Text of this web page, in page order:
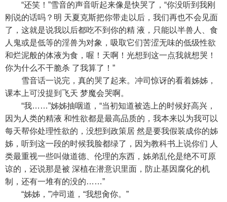
“还笑！”雪音的声音听起来像是快哭了，“你没听到我刚
刚说的话吗？明 天夏克斯把你带走以后，我们再也不会见面
了，这就是说我以后都吃不到你的精 液，只能以半兽人、食
人鬼或是低等的淫兽为对象，吸取它们苦涩无味的低级性欲
和烂泥般的体液为食，喔！天啊！光想到这一点我就想哭！
你为什么不干脆杀 了我算了！”
雪音话一说完，真的哭了起来。冲司惊讶的看着姊姊，
课本上可没提到飞天 梦魔会哭啊。
“我……”姊姊抽咽道，“当初知道被选上的时候好高兴，
因为人类的精液 和性欲都是最高品质的，我本来以为我可以
每天帮你处理性欲的，没想到政策居 然是要我假装成你的姊
姊，听到这一段的时候我脸都绿了，因为教科书上说你们 人
类最重视一些叫做道德、伦理的东西，姊弟乱伦是绝不可原
谅的，还说那是被 深植在潜意识里面，防止基因腐化的机
制，还有一堆有的没的……”
“姊姊，”冲司道，“我想肏你。”